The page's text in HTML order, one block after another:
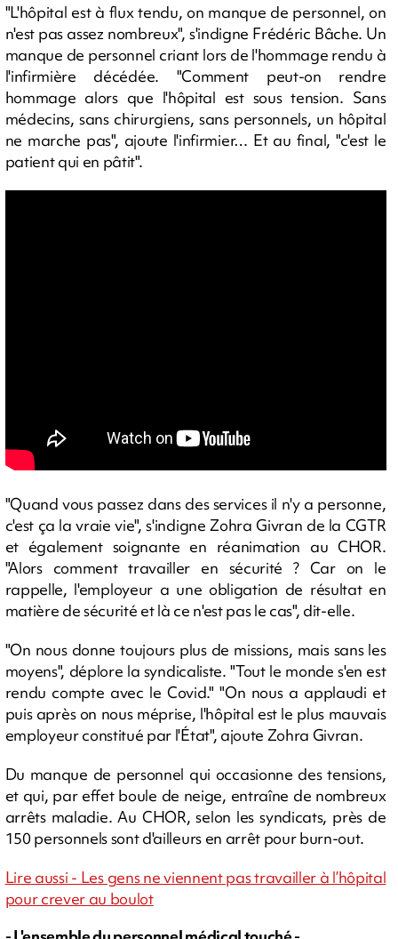
"L'hôpital est à flux tendu, on manque de personnel, on
n'est pas assez nombreux", s'indigne Frédéric Bâche. Un
manque de personnel criant lors de l'hommage rendu à
l'infirmière décédée. "Comment peut-on rendre
hommage alors que l'hôpital est sous tension. Sans
médecins, sans chirurgiens, sans personnels, un hôpital
ne marche pas", ajoute l'infirmier… Et au final, "c'est le
patient qui en pâtit".
"Quand vous passez dans des services il n'y a personne,
c'est ça la vraie vie", s'indigne Zohra Givran de la CGTR
et également soignante en réanimation au CHOR.
"Alors comment travailler en sécurité ? Car on le
rappelle, l'employeur a une obligation de résultat en
matière de sécurité et là ce n'est pas le cas", dit-elle.
"On nous donne toujours plus de missions, mais sans les
moyens", déplore la syndicaliste. "Tout le monde s'en est
rendu compte avec le Covid." "On nous a applaudi et
puis après on nous méprise, l'hôpital est le plus mauvais
employeur constitué par l'État", ajoute Zohra Givran.
Du manque de personnel qui occasionne des tensions,
et qui, par effet boule de neige, entraîne de nombreux
arrêts maladie. Au CHOR, selon les syndicats, près de
150 personnels sont d'ailleurs en arrêt pour burn-out.
Lire aussi - Les gens ne viennent pas travailler à l’hôpital
pour crever au boulot